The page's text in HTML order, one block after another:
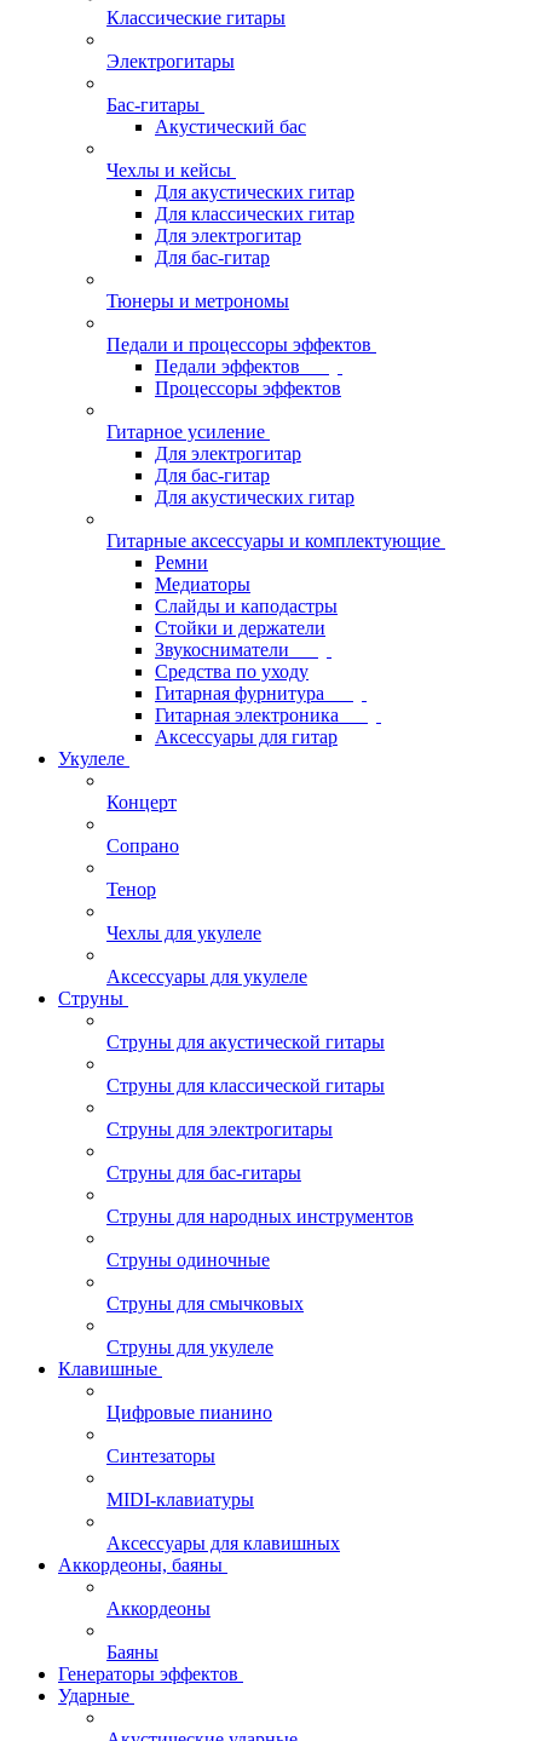
Классические гитары
Электрогитары
Бас-гитары
Акустический бас
Чехлы и кейсы
Для акустических гитар
Для классических гитар
Для электрогитар
Для бас-гитар
Тюнеры и метрономы
Педали и процессоры эффектов
Педали эффектов
Процессоры эффектов
Гитарное усиление
Для электрогитар
Для бас-гитар
Для акустических гитар
Гитарные аксессуары и комплектующие
Ремни
Медиаторы
Слайды и каподастры
Стойки и держатели
Звукосниматели
Средства по уходу
Гитарная фурнитура
Гитарная электроника
Аксессуары для гитар
Укулеле
Концерт
Сопрано
Тенор
Чехлы для укулеле
Аксессуары для укулеле
Струны
Струны для акустической гитары
Струны для классической гитары
Струны для электрогитары
Струны для бас-гитары
Струны для народных инструментов
Струны одиночные
Струны для смычковых
Струны для укулеле
Клавишные
Цифровые пианино
Синтезаторы
MIDI-клавиатуры
Аксессуары для клавишных
Аккордеоны, баяны
Аккордеоны
Баяны
Генераторы эффектов
Ударные